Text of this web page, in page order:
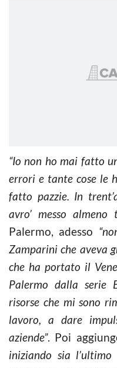
“Io non ho mai fatto
errori e tante cose le
fatto pazzie. In
avro’ messo
Palermo, adesso
Zamparini che aveva
che ha portato il
Palermo dalla serie
risorse che mi sono
lavoro, a dare
aziende”. Poi
iniziando sia